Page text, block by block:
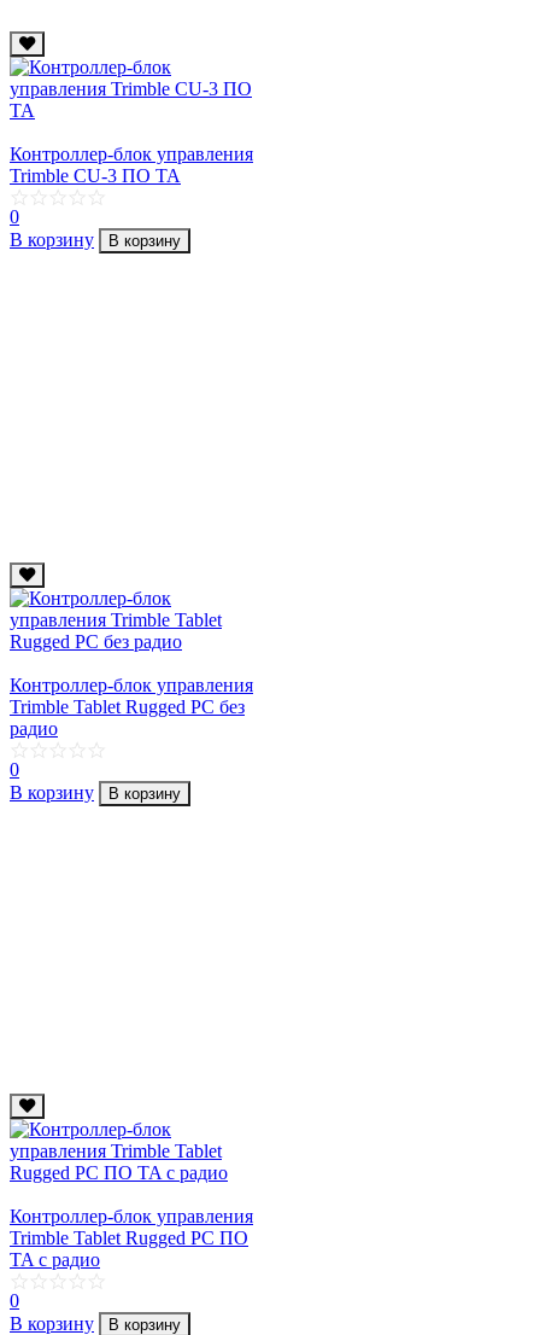
Контроллер-блок управления
Trimble CU-3 ПО TA
0
В корзину
В корзину
Контроллер-блок управления
Trimble Tablet Rugged PC без
радио
0
В корзину
В корзину
Контроллер-блок управления
Trimble Tablet Rugged PC ПО
TA с радио
0
В корзину
В корзину